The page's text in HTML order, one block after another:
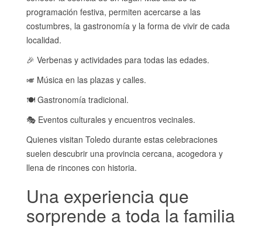
programación festiva, permiten acercarse a las
costumbres, la gastronomía y la forma de vivir de cada
localidad.
🎉 Verbenas y actividades para todas las edades.
🎺 Música en las plazas y calles.
🍽️ Gastronomía tradicional.
🎭 Eventos culturales y encuentros vecinales.
Quienes visitan Toledo durante estas celebraciones
suelen descubrir una provincia cercana, acogedora y
llena de rincones con historia.
Una experiencia que
sorprende a toda la familia